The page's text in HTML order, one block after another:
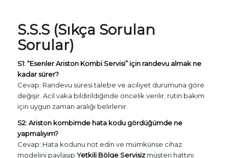
S.S.S (Sıkça Sorulan
Sorular)
S1: “Esenler Ariston Kombi Servisi” için randevu almak ne
kadar sürer?
Cevap: Randevu süresi talebe ve aciliyet durumuna göre
değişir. Acil vaka bildirildiğinde öncelik verilir; rutin bakım
için uygun zaman aralığı belirlenir.
S2: Ariston kombimde hata kodu gördüğümde ne
yapmalıyım?
Cevap: Hata kodunu not edin ve mümkünse cihaz
modelini paylaşıp Yetkili Bölge Servisizmüşteri hattını